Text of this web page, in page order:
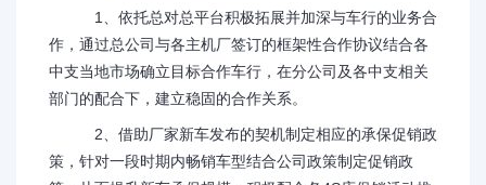
1、依托总对总平台积极拓展并加深与车行的业务合
作，通过总公司与各主机厂签订的框架性合作协议结合各
中支当地市场确立目标合作车行，在分公司及各中支相关
部门的配合下，建立稳固的合作关系。
2、借助厂家新车发布的契机制定相应的承保促销政
策，针对一段时期内畅销车型结合公司政策制定促销政